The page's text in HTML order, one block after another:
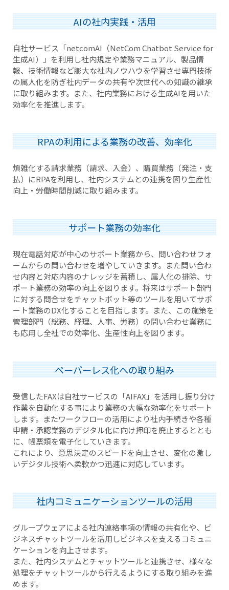
AIの社内実践・活用
自社サービス「netcomAI（NetCom Chatbot Service for
生成AI）」を利用し社内規定や業務マニュアル、製品情
報、技術情報など膨大な社内ノウハウを学習させ専門技術
の属人化を防ぎ社内データの共有や次世代への知識の継承
に取り組みます。また、社内業務における生成AIを用いた
効率化を推進します。
RPAの利用による業務の改善、効率化
煩雑化する請求業務（請求、入金）、購買業務（発注・支
払）にRPAを利用し、社内システムとの連携を図り生産性
向上・労働時間削減に取り組みます。
サポート業務の効率化
現在電話対応が中心のサポート業務から、問い合わせフォ
ームからの問い合わせを増やしていきます。また問い合わ
せ内容と対応内容のナレッジを蓄積し、属人化の排除、サ
ポート業務の効率の向上を図ります。将来はサポート部門
に対する問合せをチャットボット等のツールを用いてサポ
ート業務のDX化することを目指します。また、この施策を
管理部門（総務、経理、人事、労務）の問い合わせ業務に
も応用し全社での効率化、生産性向上を図ります。
ペーパーレス化への取り組み
受信したFAXは自社サービスの「AIFAX」を活用し振り分け
作業を自動化する事により業務の大幅な効率化をサポート
します。またワークフローの活用により社内手続きや各種
申請・承認業務のデジタル化に向け押印を廃止するととも
に、帳票類を電子化していきます。
これにより、意思決定のスピードを向上させ、変化の激し
いデジタル技術へ柔軟かつ迅速に対応しています。
社内コミュニケーションツールの活用
グループウェアによる社内連絡事項の情報の共有化や、ビ
ジネスチャットツールを活用しビジネスを支えるコミュニ
ケーションを向上させます。
また、社内システムとチャットツールと連携させ、様々な
処理をチャットツールから行えるようにする取り組みを進
めます。